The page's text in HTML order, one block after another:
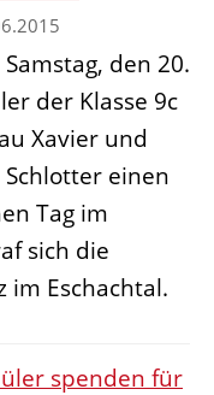
den 20.
der Klasse 9c
Xavier und
einen
Tag im
sich die
im Eschachtal.
spenden für